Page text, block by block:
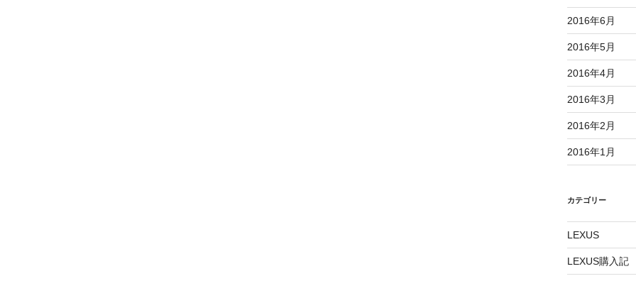
2016年6月
2016年5月
2016年4月
2016年3月
2016年2月
2016年1月
カテゴリー
LEXUS
LEXUS購入記